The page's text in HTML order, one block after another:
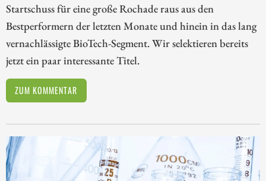
Startschuss für eine große Rochade raus aus den
Bestperformern der letzten Monate und hinein in das lang
vernachlässigte BioTech-Segment. Wir selektieren bereits
jetzt ein paar interessante Titel.
ZUM KOMMENTAR